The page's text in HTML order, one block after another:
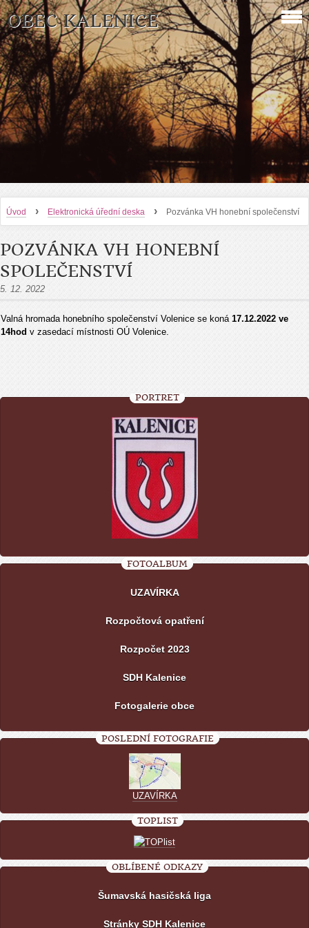
OBEC KALENICE
Úvod › Elektronická úřední deska › Pozvánka VH honební společenství
POZVÁNKA VH HONEBNÍ
SPOLEČENSTVÍ
5. 12. 2022
Valná hromada honebního společenství Volenice se koná 17.12.2022 ve
14hod v zasedací místnosti OÚ Volenice.
PORTRÉT
FOTOALBUM
UZAVÍRKA
Rozpočtová opatření
Rozpočet 2023
SDH Kalenice
Fotogalerie obce
POSLEDNÍ FOTOGRAFIE
UZAVÍRKA
TOPLIST
OBLÍBENÉ ODKAZY
Šumavská hasičská liga
Stránky SDH Kalenice